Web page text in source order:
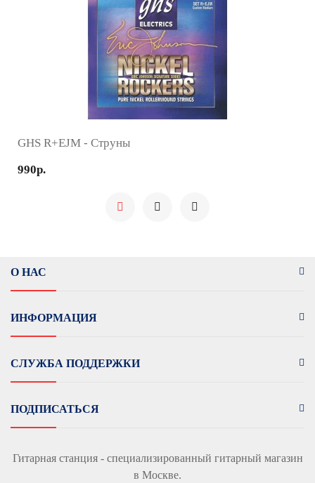
GHS R+EJM - Струны
990р.
О НАС
ИНФОРМАЦИЯ
СЛУЖБА ПОДДЕРЖКИ
ПОДПИСАТЬСЯ
Гитарная станция - специализированный гитарный магазин
в Москве.